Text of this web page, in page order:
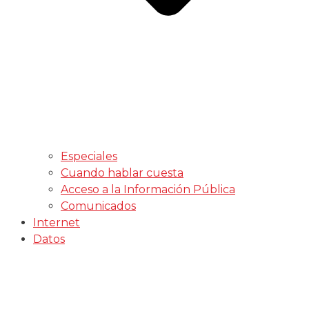
Especiales
Cuando hablar cuesta
Acceso a la Información Pública
Comunicados
Internet
Datos